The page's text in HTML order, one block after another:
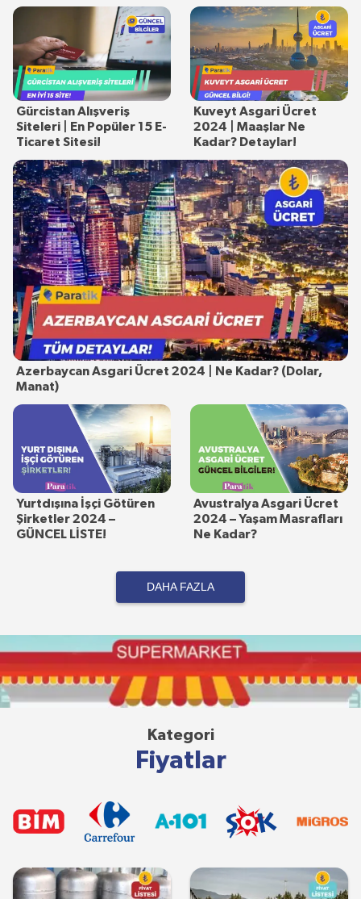
Gürcistan Alışveriş
Siteleri | En Popüler 15 E-
Ticaret Sitesi!
Kuveyt Asgari Ücret
2024 | Maaşlar Ne
Kadar? Detaylar!
Azerbaycan Asgari Ücret 2024 | Ne Kadar? (Dolar,
Manat)
Yurtdışına İşçi Götüren
Şirketler 2024 –
GÜNCEL LİSTE!
Avustralya Asgari Ücret
2024 – Yaşam Masrafları
Ne Kadar?
DAHA FAZLA
Kategori
Fiyatlar